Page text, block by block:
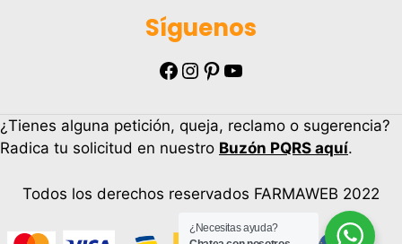
Síguenos
Facebook Instagram Pinterest YouTube
¿Tienes alguna petición, queja, reclamo o sugerencia?
Radica tu solicitud en nuestro Buzón PQRS aquí.
Todos los derechos reservados FARMAWEB 2022
¿Necesitas ayuda?